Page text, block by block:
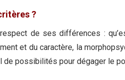
?
de ses différences :
et du caractère, la
de possibilités pour dégager le